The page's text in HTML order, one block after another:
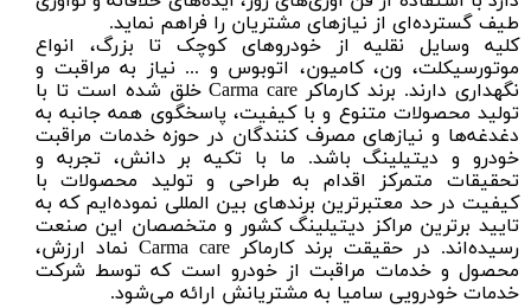
طیف گسترده‌ای از نیازهای مشتریان را فراهم نماید.
کلیه وسایل نقلیه از خودرو‌های کوچک تا بزرگ، انواع
موتورسیکلت، ون، کامیون، اتوبوس و ... نیاز به مراقبت و
نگهداری دارند. برند کارماکر Carma care خلق شده است تا با
تولید محصولات متنوع و با کیفیت، پاسخگوی همه جانبه به
دغدغه‌ها و نیازهای مصرف کنندگان در حوزه خدمات مراقبت
خودرو و دیتیلینگ باشد. ما با تکیه بر دانش، تجربه و
تحقیقات متمرکز اقدام به طراحی و تولید محصولات با
کیفیت در حد معتبرترین برندهای بین المللی نموده‌ایم که به
تایید برترین مراکز دیتیلینگ کشور و متخصصان این صنعت
رسیده‌اند. در حقیقت برند کارماکر Carma care نماد ارزش،
محصول و خدمات مراقبت از خودرو است که توسط شرکت
خدمات خودرویی سامیا به مشتریانش ارائه می‌شود.